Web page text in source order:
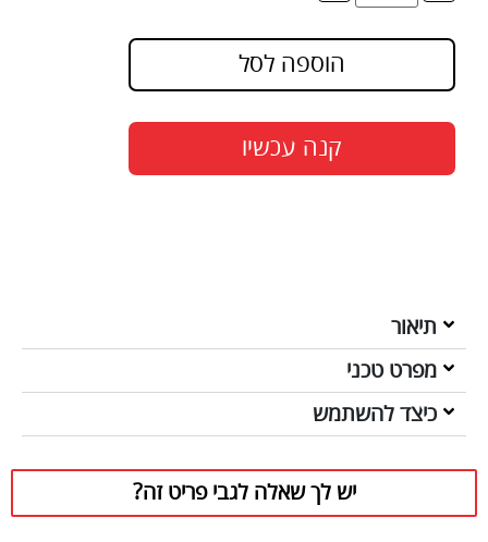
הוספה לסל
קנה עכשיו
תיאור
מפרט טכני
כיצד להשתמש
יש לך שאלה לגבי פריט זה?